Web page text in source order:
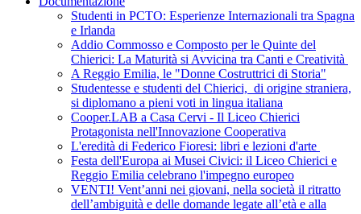
Studenti in PCTO: Esperienze Internazionali tra Spagna
e Irlanda
Addio Commosso e Composto per le Quinte del
Chierici: La Maturità si Avvicina tra Canti e Creatività
A Reggio Emilia, le "Donne Costruttrici di Storia"
Studentesse e studenti del Chierici, di origine straniera,
si diplomano a pieni voti in lingua italiana
Cooper.LAB a Casa Cervi - Il Liceo Chierici
Protagonista nell'Innovazione Cooperativa
L'eredità di Federico Fioresi: libri e lezioni d'arte
Festa dell'Europa ai Musei Civici: il Liceo Chierici e
Reggio Emilia celebrano l'impegno europeo
VENTI! Vent’anni nei giovani, nella società il ritratto
dell’ambiguità e delle domande legate all’età e alla